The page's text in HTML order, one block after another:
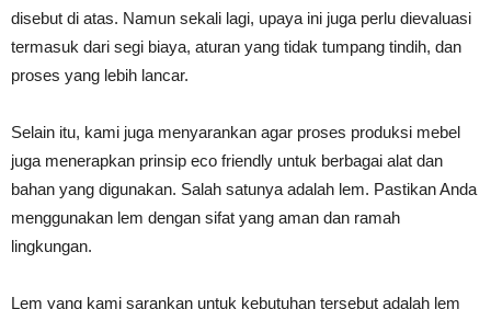
disebut di atas. Namun sekali lagi, upaya ini juga perlu dievaluasi
termasuk dari segi biaya, aturan yang tidak tumpang tindih, dan
proses yang lebih lancar.
Selain itu, kami juga menyarankan agar proses produksi mebel
juga menerapkan prinsip eco friendly untuk berbagai alat dan
bahan yang digunakan. Salah satunya adalah lem. Pastikan Anda
menggunakan lem dengan sifat yang aman dan ramah
lingkungan.
Lem yang kami sarankan untuk kebutuhan tersebut adalah lem